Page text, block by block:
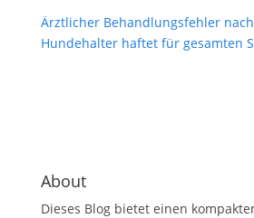
Ärztlicher Behandlungsfehler
Hundehalter haftet für gesamten
About
Dieses Blog bietet einen